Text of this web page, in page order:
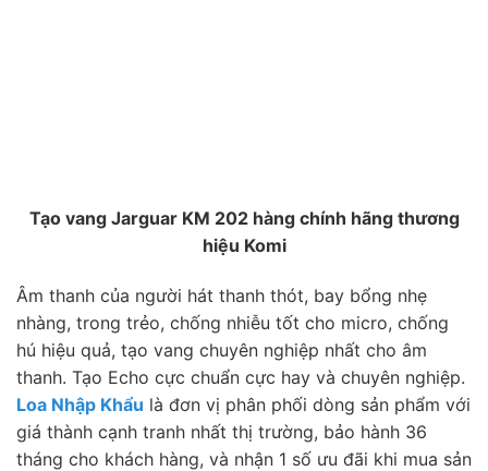
Tạo vang Jarguar KM 202 hàng chính hãng thương
hiệu Komi
Âm thanh của người hát thanh thót, bay bổng nhẹ
nhàng, trong trẻo, chống nhiễu tốt cho micro, chống
hú hiệu quả, tạo vang chuyên nghiệp nhất cho âm
thanh. Tạo Echo cực chuẩn cực hay và chuyên nghiệp.
Loa Nhập Khẩu là đơn vị phân phối dòng sản phẩm với
giá thành cạnh tranh nhất thị trường, bảo hành 36
tháng cho khách hàng, và nhận 1 số ưu đãi khi mua sản